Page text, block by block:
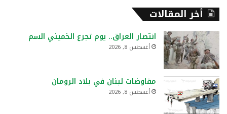
أخر المقالات
انتصار العراق.. يوم تجرع الخميني السم
أغسطس 8, 2026
مفاوضات لبنان في بلاد الرومان
أغسطس 8, 2026